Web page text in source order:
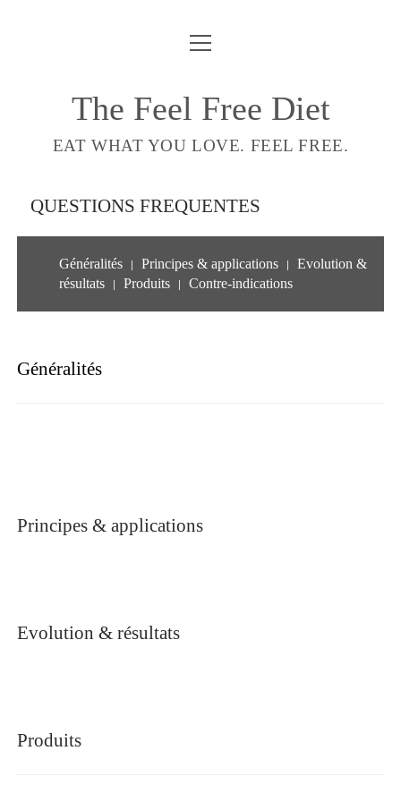
COMPTE
email-
ouvrir
menu
The Feel Free Diet
EAT WHAT YOU LOVE. FEEL FREE.
QUESTIONS FREQUENTES
Généralités| Principes & applications| Evolution &
résultats| Produits| Contre-indications
Généralités
Principes & applications
Evolution & résultats
Produits